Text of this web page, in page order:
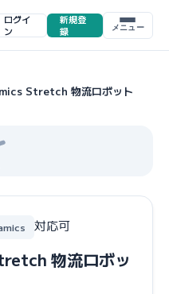
ログイ
ン
新規登
録
メニュー
Stretch 物流ロボット
対応可
物流ロボッ